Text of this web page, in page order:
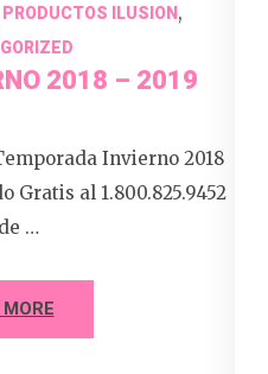
PRODUCTOS ILUSION,
2018 – 2019
Invierno 2018
Gratis al 1.800.825.9452
…